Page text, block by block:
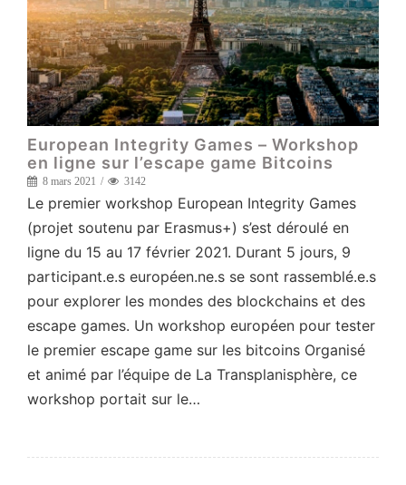
European Integrity Games – Workshop
en ligne sur l’escape game Bitcoins
8 mars 2021 3142
Le premier workshop European Integrity Games
(projet soutenu par Erasmus+) s’est déroulé en
ligne du 15 au 17 février 2021. Durant 5 jours, 9
participant.e.s européen.ne.s se sont rassemblé.e.s
pour explorer les mondes des blockchains et des
escape games. Un workshop européen pour tester
le premier escape game sur les bitcoins Organisé
et animé par l’équipe de La Transplanisphère, ce
workshop portait sur le…